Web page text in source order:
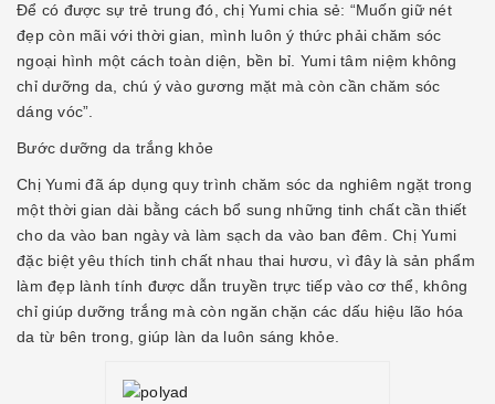
Để có được sự trẻ trung đó, chị Yumi chia sẻ: “Muốn giữ nét
đẹp còn mãi với thời gian, mình luôn ý thức phải chăm sóc
ngoại hình một cách toàn diện, bền bỉ. Yumi tâm niệm không
chỉ dưỡng da, chú ý vào gương mặt mà còn cần chăm sóc
dáng vóc”.
Bước dưỡng da trắng khỏe
Chị Yumi đã áp dụng quy trình chăm sóc da nghiêm ngặt trong
một thời gian dài bằng cách bổ sung những tinh chất cần thiết
cho da vào ban ngày và làm sạch da vào ban đêm. Chị Yumi
đặc biệt yêu thích tinh chất nhau thai hươu, vì đây là sản phẩm
làm đẹp lành tính được dẫn truyền trực tiếp vào cơ thể, không
chỉ giúp dưỡng trắng mà còn ngăn chặn các dấu hiệu lão hóa
da từ bên trong, giúp làn da luôn sáng khỏe.